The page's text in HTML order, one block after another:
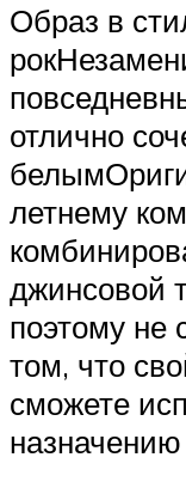
Образ в
отлично
летнему
джинсовой
поэтому не
том, что
сможете
назначению